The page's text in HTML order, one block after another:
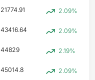
21774.91 2.09%
43416.64 2.09%
44829 2.19%
45014.8 2.09%